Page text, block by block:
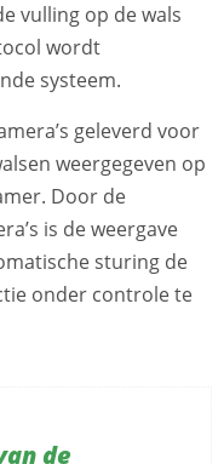
vulling op de wals
wordt
systeem.
geleverd voor
weergegeven op
Door de
is de weergave
sturing de
onder controle te
de